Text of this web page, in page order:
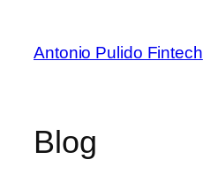
Antonio Pulido Fintech
Blog